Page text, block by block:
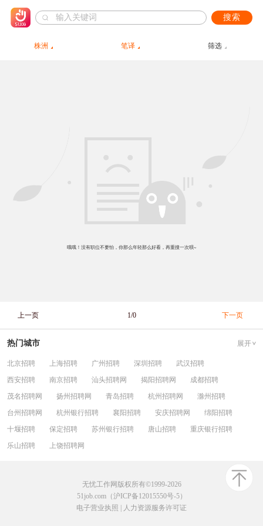
搜索
株洲 笔译 筛选
哦哦！没有职位不要怕，你那么年轻那么好看，再重搜一次呗~
上一页 1/0 下一页
热门城市 展开
北京招聘 上海招聘 广州招聘 深圳招聘
武汉招聘
西安招聘
南京招聘 汕头招聘网 揭阳招聘网
成都招聘
茂名招聘网
扬州招聘网 青岛招聘 杭州招聘网
滁州招聘
台州招聘网
杭州银行招聘 襄阳招聘 安庆招聘网
绵阳招聘
十堰招聘
保定招聘 苏州银行招聘 唐山招聘
重庆银行招聘
乐山招聘
上饶招聘网
无忧工作网版权所有©1999-2026
51job.com（沪ICP备12015550号-5）
电子营业执照
人力资源服务许可证